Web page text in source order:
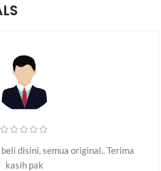
disini, semua original.. Terima
kasih pak